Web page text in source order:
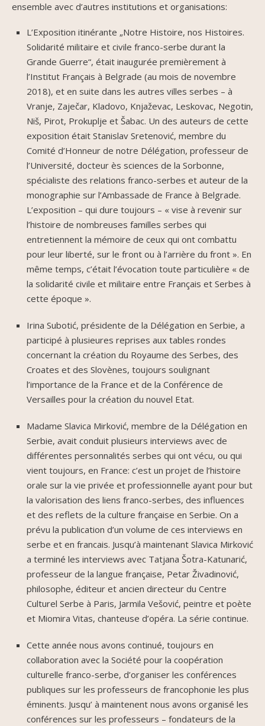
ensemble avec d’autres institutions et organisations:
L’Exposition itinérante „Notre Histoire, nos Histoires.
Solidarité militaire et civile franco-serbe durant la
Grande Guerre“, était inaugurée premièrement à
l’Institut Français à Belgrade (au mois de novembre
2018), et en suite dans les autres villes serbes – à
Vranje, Zaječar, Kladovo, Knjaževac, Leskovac, Negotin,
Niš, Pirot, Prokuplje et Šabac. Un des auteurs de cette
exposition était Stanislav Sretenović, membre du
Comité d’Honneur de notre Délégation, professeur de
l’Université, docteur ès sciences de la Sorbonne,
spécialiste des relations franco-serbes et auteur de la
monographie sur l’Ambassade de France à Belgrade.
L’exposition – qui dure toujours – « vise à revenir sur
l’histoire de nombreuses familles serbes qui
entretiennent la mémoire de ceux qui ont combattu
pour leur liberté, sur le front ou à l’arrière du front ». En
même temps, c’était l’évocation toute particulière « de
la solidarité civile et militaire entre Français et Serbes à
cette époque ».
Irina Subotić, présidente de la Délégation en Serbie, a
participé à plusieures reprises aux tables rondes
concernant la création du Royaume des Serbes, des
Croates et des Slovènes, toujours soulignant
l’importance de la France et de la Conférence de
Versailles pour la création du nouvel Etat.
Madame Slavica Mirković, membre de la Délégation en
Serbie, avait conduit plusieurs interviews avec de
différentes personnalités serbes qui ont vécu, ou qui
vient toujours, en France: c’est un projet de l’histoire
orale sur la vie privée et professionnelle ayant pour but
la valorisation des liens franco-serbes, des influences
et des reflets de la culture française en Serbie. On a
prévu la publication d’un volume de ces interviews en
serbe et en francais. Jusqu’à maintenant Slavica Mirković
a terminé les interviews avec Tatjana Šotra-Katunarić,
professeur de la langue française, Petar Živadinović,
philosophe, éditeur et ancien directeur du Centre
Culturel Serbe à Paris, Jarmila Vešović, peintre et poète
et Miomira Vitas, chanteuse d’opéra. La série continue.
Cette année nous avons continué, toujours en
collaboration avec la Société pour la coopération
culturelle franco-serbe, d’organiser les conférences
publiques sur les professeurs de francophonie les plus
éminents. Jusqu’ à maintenent nous avons organisé les
conférences sur les professeurs – fondateurs de la